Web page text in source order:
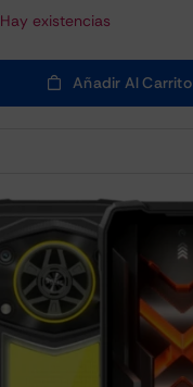
Hay existencias
Añadir Al Carrito